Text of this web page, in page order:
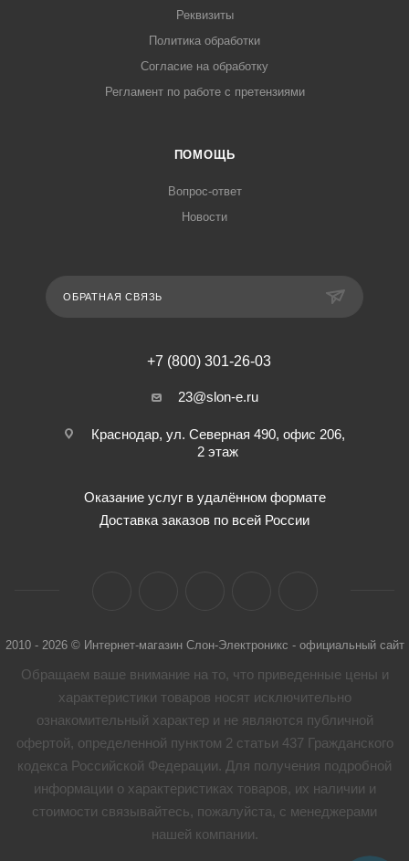
Реквизиты
Политика обработки
Согласие на обработку
Регламент по работе с претензиями
ПОМОЩЬ
Вопрос-ответ
Новости
ОБРАТНАЯ СВЯЗЬ
+7 (800) 301-26-03
23@slon-e.ru
Краснодар, ул. Северная 490, офис 206,
2 этаж
Оказание услуг в удалённом формате
Доставка заказов по всей России
2010 - 2026 © Интернет-магазин Слон-Электроникс - официальный сайт
Обращаем ваше внимание на то, что приведенные цены и
характеристики товaров носят исключительно
ознакомительный характер и не являются публичной
офертой, определенной пунктом 2 статьи 437 Гражданского
кодекса Российской Федерации. Для получения подробной
информации о характеристиках товaров, их наличии и
стоимости связывайтесь, пожалуйста, с менеджерами
нашей компании.